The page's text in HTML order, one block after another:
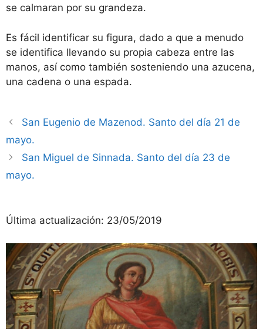
se calmaran por su grandeza.
Es fácil identificar su figura, dado a que a menudo
se identifica llevando su propia cabeza entre las
manos, así como también sosteniendo una azucena,
una cadena o una espada.
San Eugenio de Mazenod. Santo del día 21 de
mayo.
San Miguel de Sinnada. Santo del día 23 de
mayo.
Última actualización: 23/05/2019